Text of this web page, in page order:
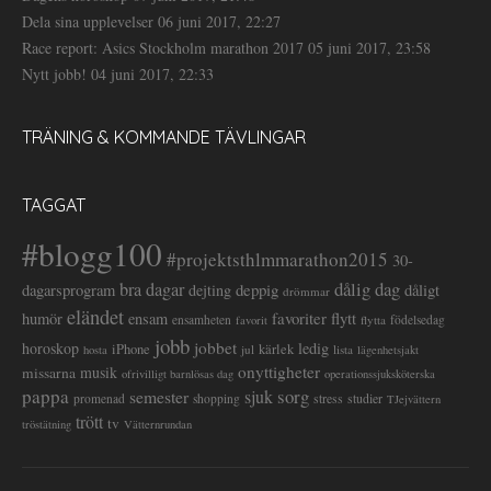
Dela sina upplevelser 06 juni 2017, 22:27
Race report: Asics Stockholm marathon 2017 05 juni 2017, 23:58
Nytt jobb! 04 juni 2017, 22:33
TRÄNING & KOMMANDE TÄVLINGAR
TAGGAT
#blogg100 #projektsthlmmarathon2015 30-
dagarsprogram bra dagar dejting deppig drömmar dålig dag dåligt
humör eländet ensam ensamheten favorit favoriter flytt flytta födelsedag
horoskop hosta iPhone jobb jobbet jul kärlek ledig lista lägenhetsjakt
missarna musik ofrivilligt barnlösas dag onyttigheter operationssjuksköterska
pappa promenad semester shopping sjuk sorg stress studier TJejvättern
tröstätning trött tv Vätternrundan